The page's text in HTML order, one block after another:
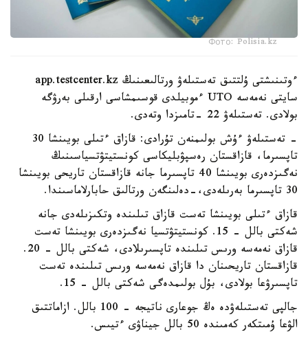
Фото: Polisia.kz
ءوتىنىشتى ۇلتتىق تەستىلەۋ ورتالىعىنىڭ app.testcenter.kz
سايتى نەمەسە UTO ءموبيلدى قوسىمشاسى ارقىلى بەرۋگە
بولادى. تەستىلەۋ 22 -تامىزدا وتەدى.
- تەستىلەۋ ءۇش بولىمنەن تۇرادى: قازاق ءتىلى بويىنشا 30
تاپسىرما، قازاقستان رەسپۋبليكاسى كونستيتۋتسياسىنىڭ
نەگىزدەرى بويىنشا 40 تاپسىرما جانە قازاقستان تاريحى بويىنشا
30 تاپسىرما بەرىلەدى،-دەلىنگەن ورتالىق حابارلاماسىندا.
قازاق ءتىلى بويىنشا تەست قازاق تىلىندە وتكىزىلەدى جانە
شەكتى بالل - 15. كونستيتۋتسيا نەگىزدەرى بويىنشا تەست
قازاق نەمەسە ورىس تىلىندە تاپسىرىلادى، شەكتى بالل - 20.
قازاقستان تاريحىنان دا قازاق نەمەسە ورىس تىلىندە تەست
تاپسىرۋعا بولادى، بۇل بولىمدەگى شەكتى بالل - 15.
جالپى تەستىلەۋدە ەڭ جوعارى ناتيجە - 100 بالل. ازاماتتىق
الۋعا ۇمىتكەر كەمىندە 50 بالل جيناۋى ءتيىس.